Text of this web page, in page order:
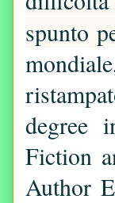
spunto
degree
Fiction
Author